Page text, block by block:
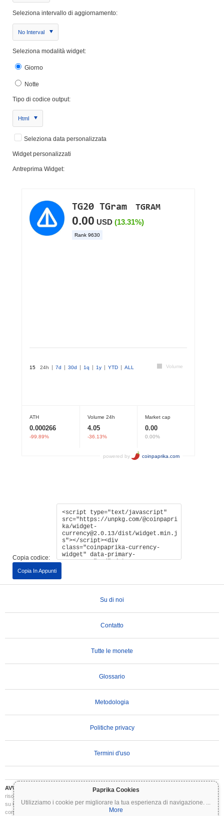
Paprika Cookies
Utilizziamo i cookie per migliorare la tua esperienza di navigazione. ...
More
Seleziona intervallo di aggiornamento:
No Interval
Seleziona modalità widget:
Giorno
Notte
Tipo di codice output:
Html
Seleziona data personalizzata
Widget personalizzati
Antreprima Widget:
Copia codice:
Copia In Appunti
Su di noi
Contatto
Tutte le monete
Glossario
Metodologia
Politiche privacy
Termini d'uso
AVVERTENZA IMPORTANTE:
Le criptovalute sono altamente volatili e comportano
rischi significativi. Potresti perdere parte o tutto il tuo investimento. Tutte le informazioni
su Coinpaprika sono fornite esclusivamente a scopo informativo e non costituiscono
consulenza finanziaria o di investimento. Conduci sempre le tue ricerche (DYOR) e